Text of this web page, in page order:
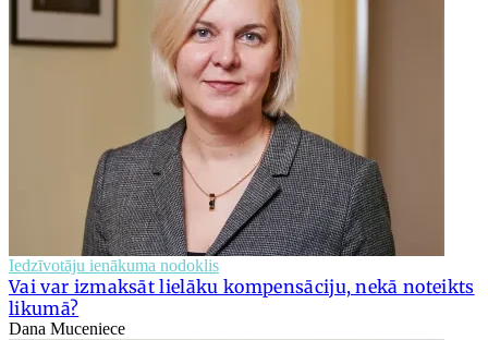
Iedzīvotāju ienākuma nodoklis
Vai var izmaksāt lielāku kompensāciju, nekā noteikts
likumā?
Dana Muceniece